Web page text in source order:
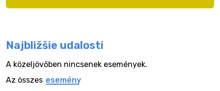
Najbližšie udalosti
A közeljövőben nincsenek események.
Az összes esemény